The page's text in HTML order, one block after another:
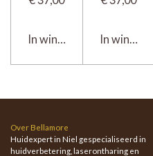
In winkelwagenIn
Over Bellamore
Huidexpert in Niel gespecialiseerd in
huidverbetering, laserontharing en